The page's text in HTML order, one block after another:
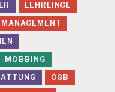
LEHRLINGE
MANAGEMENT
MOBBING
ÖGB